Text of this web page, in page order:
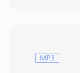
메타데이터
MP3